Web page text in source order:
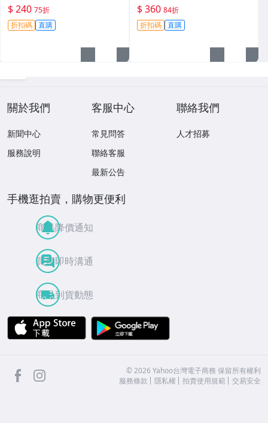
收藏。影視道具好選擇。 老鋼
筆 電影道具 雑貨收藏
$ 240 75折
折扣碼 直購
殼 大明尖飽滿墨水 試寫順滑
適合收藏使用 老鋼筆 條件好
銑筆
$ 360 84折
折扣碼 直購
關於我們
新聞中心
服務說明
客服中心
常見問答
聯絡客服
最新公告
聯絡我們
人才招募
手機逛拍賣，購物更便利
商品降價通知
買賣即時溝通
商品到貨動態
APP Store
facebook ©2026 Yahoo台灣電子商務 保留所有權利
服務條款
隱私權 拍賣使用規範 交易安全